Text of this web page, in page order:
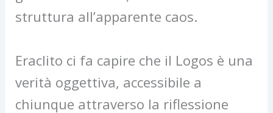
struttura all’apparente caos.
Eraclito ci fa capire che il Logos è una
verità oggettiva, accessibile a
chiunque attraverso la riflessione